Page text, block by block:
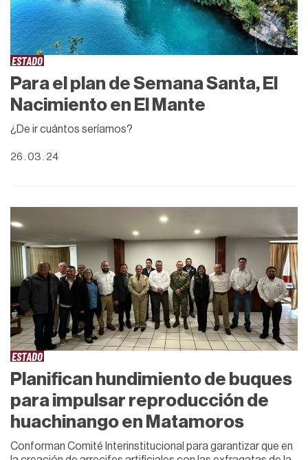
ESTADO
Para el plan de Semana Santa, El
Nacimiento en El Mante
¿De ir cuántos seríamos?
26 . 03 . 24
ESTADO
Planifican hundimiento de buques
para impulsar reproducción de
huachinango en Matamoros
Conforman Comité Interinstitucional para garantizar que en